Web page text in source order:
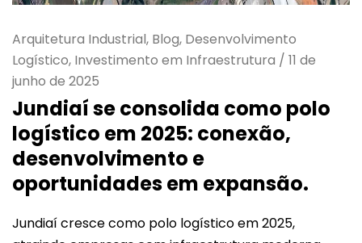
Arquitetura Industrial, Blog, Desenvolvimento
Logístico, Investimento em Infraestrutura / 11 de
junho de 2025
Jundiaí se consolida como polo
logístico em 2025: conexão,
desenvolvimento e
oportunidades em expansão.
Jundiaí cresce como polo logístico em 2025,